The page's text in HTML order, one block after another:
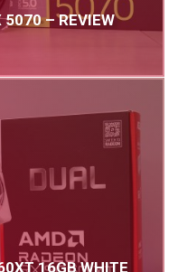
5070 – REVIEW
16GB WHITE